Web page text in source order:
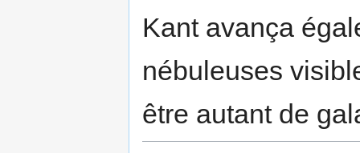
Kant avança
nébuleuses
être autant de